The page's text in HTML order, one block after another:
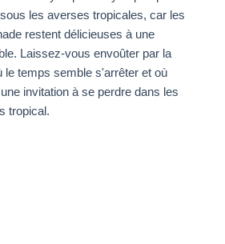
les averses tropicales, car les
restent délicieuses à une
Laissez-vous envoûter par la
le temps semble s'arrêter et où
invitation à se perdre dans les
tropical.